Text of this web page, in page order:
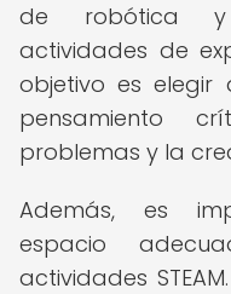
de robótica y
actividades de
objetivo es elegir
pensamiento
problemas y la
Además, es
espacio
actividades